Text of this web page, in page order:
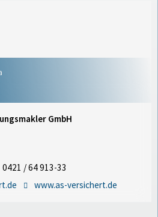
GmbH
0421 / 64 913-33
www.as-versichert.de